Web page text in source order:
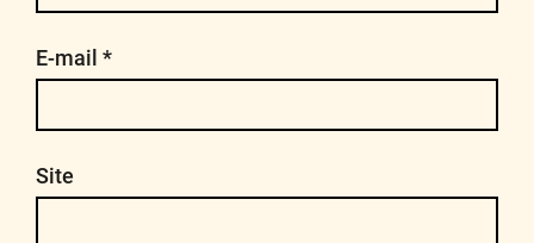
E-mail *
Site